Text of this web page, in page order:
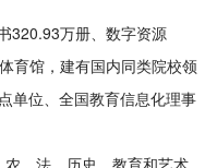
320.93万册、数字资源
育馆，建有国内同类院校领
单位、全国教育信息化理事
、法、历史、教育和艺术